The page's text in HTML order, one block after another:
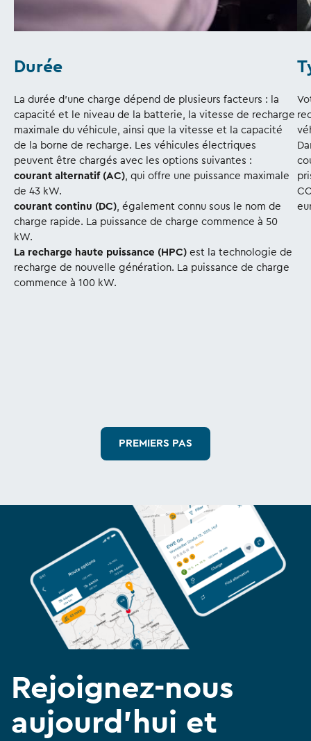
Durée
La durée d'une charge dépend de plusieurs facteurs : la
capacité et le niveau de la batterie, la vitesse de recharge
maximale du véhicule, ainsi que la vitesse et la capacité
de la borne de recharge. Les véhicules électriques
peuvent être chargés avec les options suivantes :
courant alternatif (AC) , qui offre une puissance maximale
de 43 kW.
courant continu (DC) , également connu sous le nom de
charge rapide. La puissance de charge commence à 50
kW.
La recharge haute puissance (HPC) est la technologie de
recharge de nouvelle génération. La puissance de charge
commence à 100 kW.
PREMIERS PAS
Rejoignez-nous
aujourd’hui et